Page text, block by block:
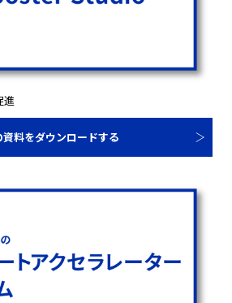
進
資料をダウンロードする